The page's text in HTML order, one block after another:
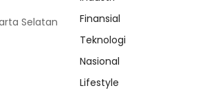
Selatan
Finansial
Teknologi
Nasional
Lifestyle